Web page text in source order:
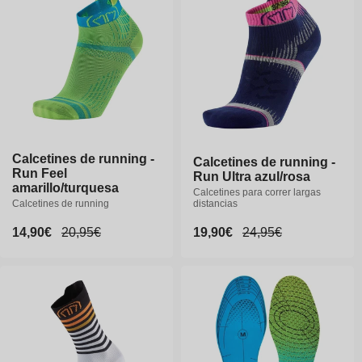
Calcetines de running -
Run Feel
amarillo/turquesa
Calcetines de running
Precio
14,90€
Precio
20,95€
Calcetines de running -
Run Feel
amarillo/turquesa
Calcetines de running
Precio
14,90€
Precio
20,95€
Calcetines de running -
Run Ultra azul/rosa
Calcetines para correr largas
distancias
Precio
19,90€
Precio
24,95€
Calcetines de running -
Run Ultra azul/rosa
Calcetines para correr largas
distancias
Precio
19,90€
Precio
24,95€